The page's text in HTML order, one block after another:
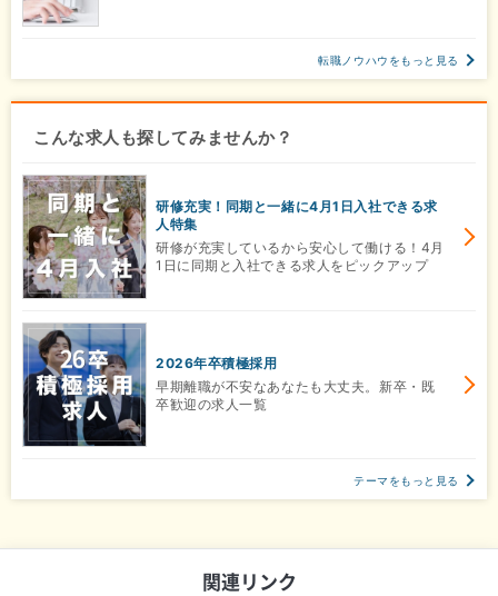
転職ノウハウをもっと見る
こんな求人も探してみませんか？
研修充実！同期と一緒に4月1日入社できる求
人特集
研修が充実しているから安心して働ける！4月
1日に同期と入社できる求人をピックアップ
2026年卒積極採用
早期離職が不安なあなたも大丈夫。新卒・既
卒歓迎の求人一覧
テーマをもっと見る
関連リンク